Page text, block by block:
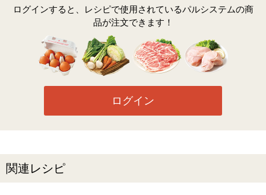
ログインすると、レシピで使用されているパルシステムの商
品が注文できます！
ログイン
関連レシピ